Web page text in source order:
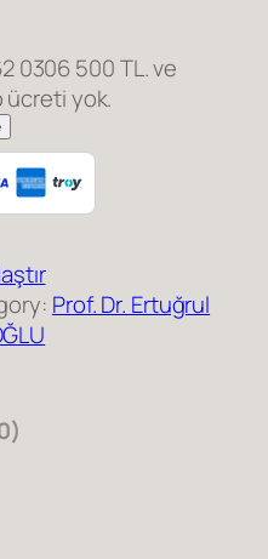
0306 500 TL. ve
ücreti yok.
Prof. Dr. Ertuğrul